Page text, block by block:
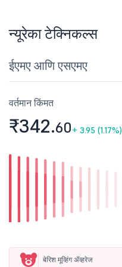
न्यूरेका टेक्निकल्स
ईएमए आणि एसएमए
वर्तमान किंमत
₹342.60+ 3.95 (1.17%)
बेरिश मूव्हिंग ॲव्हरेज